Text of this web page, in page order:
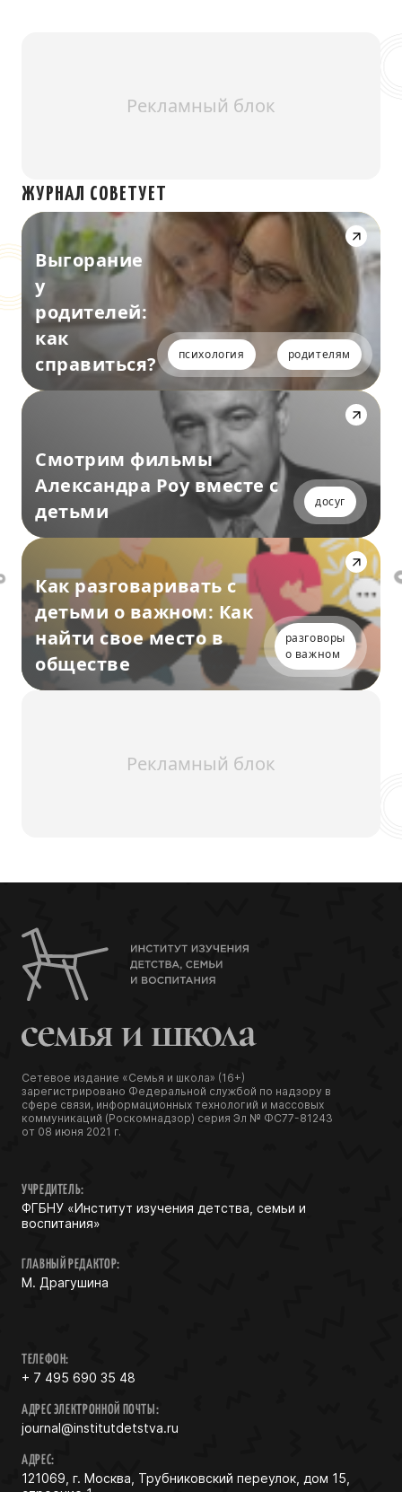
Рекламный блок
ЖУРНАЛ СОВЕТУЕТ
Выгорание
у
родителей:
как
справиться?
психология родителям
Смотрим фильмы
Александра Роу вместе с
детьми
досуг
Как разговаривать с
детьми о важном: Как
найти свое место в
обществе
разговоры
о важном
Рекламный блок
Сетевое издание «Семья и школа» (16+)
зарегистрировано Федеральной службой по надзору в
сфере связи, информационных технологий и массовых
коммуникаций (Роскомнадзор) серия Эл № ФС77-81243
от 08 июня 2021 г.
УЧРЕДИТЕЛЬ:
ФГБНУ «Институт изучения детства, семьи и
воспитания»
ГЛАВНЫЙ РЕДАКТОР:
М. Драгушина
ТЕЛЕФОН:
+ 7 495 690 35 48
АДРЕС ЭЛЕКТРОННОЙ ПОЧТЫ:
journal@institutdetstva.ru
АДРЕС:
121069, г. Москва, Трубниковский переулок, дом 15,